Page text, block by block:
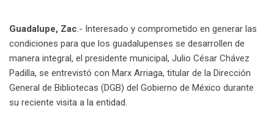
Guadalupe, Zac.- Interesado y comprometido en generar las
condiciones para que los guadalupenses se desarrollen de
manera integral, el presidente municipal, Julio César Chávez
Padilla, se entrevistó con Marx Arriaga, titular de la Dirección
General de Bibliotecas (DGB) del Gobierno de México durante
su reciente visita a la entidad.